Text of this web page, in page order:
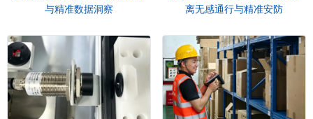
与精准数据洞察
离无感通行与精准安防